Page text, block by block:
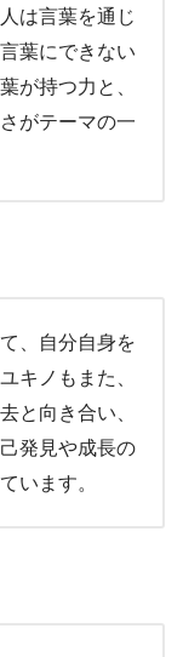
は言葉を通じ
葉にできない
が持つ力と、
がテーマの一
、自分自身を
キノもまた、
と向き合い、
発見や成長の
います。